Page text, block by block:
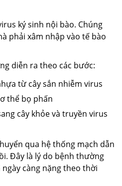
ký sinh nội bào. Chúng
phải xâm nhập vào tế bào
diễn ra theo các bước:
từ cây sắn nhiễm virus
thể bọ phấn
cây khỏe và truyền virus
qua hệ thống mạch dẫn
Đây là lý do bệnh thường
càng nặng theo thời